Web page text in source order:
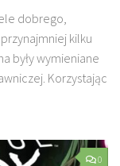
dobrego,
kilku
były wymieniane
Korzystając
0